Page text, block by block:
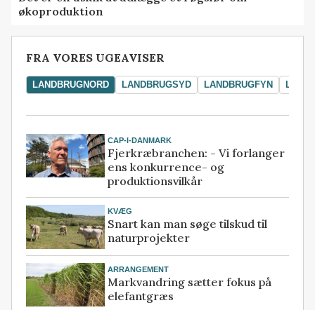
økoproduktion
FRA VORES UGEAVISER
LANDBRUGNORD LANDBRUGSYD LANDBRUGFYN
CAP-I-DANMARK
Fjerkræbranchen: - Vi forlanger
ens konkurrence- og
produktionsvilkår
KVÆG
Snart kan man søge tilskud til
naturprojekter
ARRANGEMENT
Markvandring sætter fokus på
elefantgræs